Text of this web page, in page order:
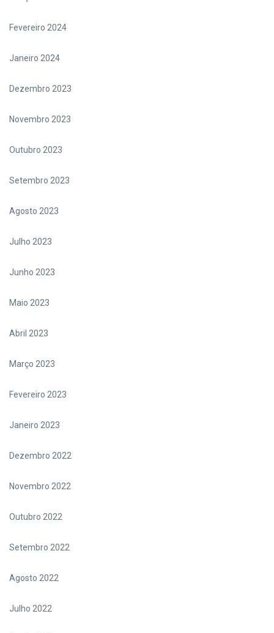
Fevereiro 2024
Janeiro 2024
Dezembro 2023
Novembro 2023
Outubro 2023
Setembro 2023
Agosto 2023
Julho 2023
Junho 2023
Maio 2023
Abril 2023
Março 2023
Fevereiro 2023
Janeiro 2023
Dezembro 2022
Novembro 2022
Outubro 2022
Setembro 2022
Agosto 2022
Julho 2022